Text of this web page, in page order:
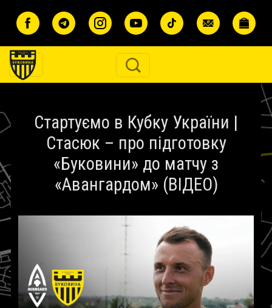
Стартуємо в Кубку України |
Стасюк – про підготовку
«Буковини» до матчу з
«Авангардом» (ВІДЕО)